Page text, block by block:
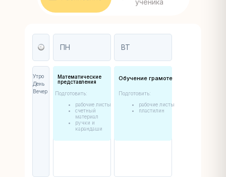
Подготовить:
рабочие листы
счетный
материал
ручки и
карандаши
Математические
представления
Подготовить:
рабочие листы
пластилин
Обучение грамоте
ПН ВТ
Утро
День
Вечер
ученика